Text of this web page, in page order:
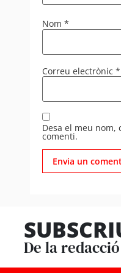
Nom *
Correu electrònic *
Desa el meu
comenti.
De la